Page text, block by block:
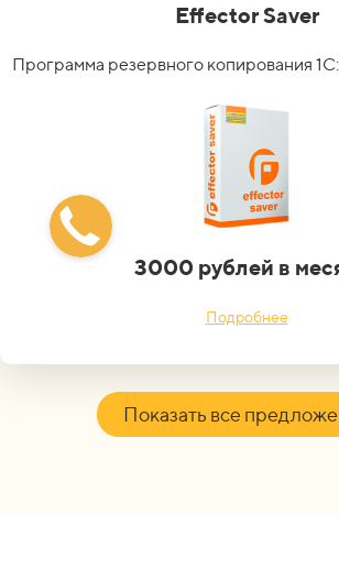
Effector Saver
Программа резервного копирования
3000 рублей в
Подробнее
Показать все